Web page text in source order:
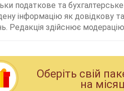
податкове та
інформацію як довідкову
Редакція здійснює
Оберiть свiй
на